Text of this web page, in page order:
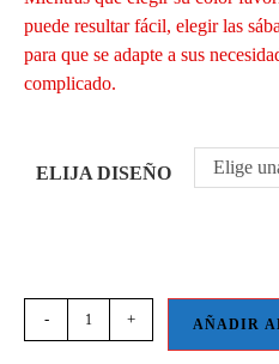
puede resultar fácil, elegir las
para que se adapte a sus
complicado.
ELIJA DISEÑO Elige
- + AÑADIR